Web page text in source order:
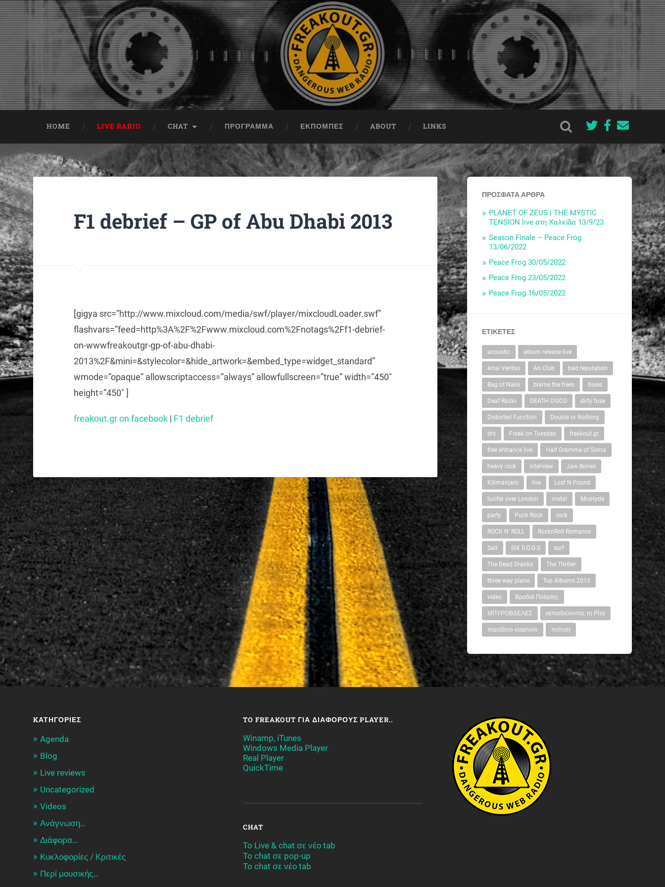
HOME LIVE RADIO CHAT ΠΡΟΓΡΑΜΜΑ ΕΚΠΟΜΠΈΣ ABOUT LINKS
F1 debrief – GP of Abu Dhabi 2013
[gigya src=”http://www.mixcloud.com/media/swf/player/mixcloudLoader.swf”
flashvars=”feed=http%3A%2F%2Fwww.mixcloud.com%2Fnotags%2Ff1-debrief-
on-wwwfreakoutgr-gp-of-abu-dhabi-
2013%2F&mini=&stylecolor=&hide_artwork=&embed_type=widget_standard”
wmode=”opaque” allowscriptaccess=”always” allowfullscreen=”true” width=”450″
height=”450″ ]
freakout.gr on facebook| F1 debrief
ΠΡΌΣΦΑΤΑ ΆΡΘΡΑ
PLANET OF ZEUS | THE MYSTIC
TENSION live στη Χαλκίδα 13/9/23
Season Finale – Peace Frog
13/06/2022
Peace Frog 30/05/2022
Peace Frog 23/05/2022
Peace Frog 16/05/2022
ΕΤΙΚΈΤΕΣ
acoustic album release live
Anal Veritas An Club bad reputation
Bag of Nails blame the trees blues
Deaf Radio DEATH DISCO dirty fuse
Distorted Function Double or Nothing
drs Freak on Tuesday freakout.gr
free entrance live Half Gramme of Soma
heavy rock interview Jaw Bones
Kilimanjaro live Lost N Found
lucifer over London metal MrsHyde
party Punk Rock rock
ROCK N' ROLL RocknRoll Romance
Salt SIX D.O.G.S surf
The Dead Dranks The Thriller
three way plane Top Albums 2013
video Βραδιά Ποίησης
ΜΠΥΡΟΒΔΕΛΕΣ εκπαιδεύοντας τη Ρίτα
παράξενο καφενείο ποίηση
KΑΤΗΓΟΡΊΕΣ
Agenda
Blog
Live reviews
Uncategorized
Videos
Ανάγνωση…
Διάφορα…
Κυκλοφορίες / Kριτικές
Περί μουσικής…
TO FREAKOUT ΓΙΑ ΔΙΆΦΟΡΟΥΣ PLAYER..
Winamp, iTunes
Windows Media Player
Real Player
QuickTime
CHAT
To Live & chat σε νέο tab
To chat σε pop-up
To chat σε νέο tab